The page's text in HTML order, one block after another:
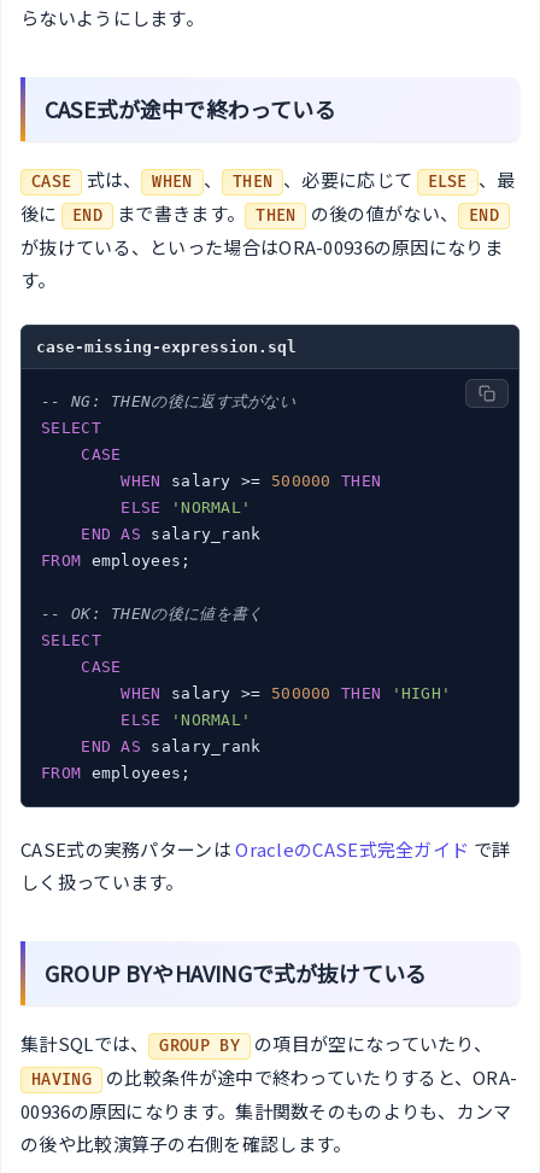
らないようにします。
CASE式が途中で終わっている
CASE 式は、 WHEN 、 THEN 、必要に応じて ELSE
、最
後に
END まで書きます。 THEN の後の値がない、 END
が抜けている、といった場合はORA-00936の原因になりま
す。
case-missing-expression.sql
-- NG: THENの後に返す式がない
SELECT
CASE
WHEN
salary >= 500000
THEN
ELSE
'NORMAL'
END
AS
FROM employees;
-- OK: THENの後に値を書く
SELECT
CASE
WHEN
salary >= 500000 THEN
'HIGH'
ELSE
'NORMAL'
END
AS
FROM employees;
CASE式の実務パターンはOracleのCASE式完全ガイド で詳
しく扱っています。
GROUP BYやHAVINGで式が抜けている
集計SQLでは、 GROUP BY の項目が空になっていたり、
HAVING の比較条件が途中で終わっていたりすると、ORA-
00936の原因になります。集計関数そのものよりも、カンマ
の後や比較演算子の右側を確認します。